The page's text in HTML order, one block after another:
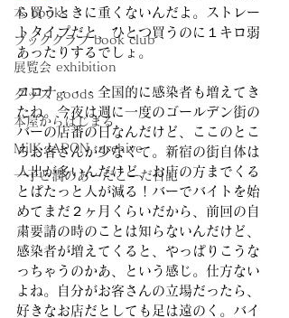
本 books
ブッククラブ book club
展覧会 exhibition
グッズ goods
本屋からはじまる
MilK JAPON, archive
一子と潤のあーだこーだ日記
ら買うときに重くないんだよ。ストレー
トタイプだと、ひとつ買うのに１キロ弱
あったりするでしょ。
コロナ・・・全国的に感染者も増えてき
たね。今夜は週に一度のゴールデン街の
バーの店番の日なんだけど、ここのとこ
ろお客さんが少なくて。新宿の街自体は
人出が多いんだけど、お店の方までくる
とぱたっと人が減る！バーでバイトを始
めてまだ２ヶ月くらいだから、前回の自
粛要請の時のことは知らないんだけど、
感染者が増えてくると、やっぱりこうな
っちゃうのかあ、という感じ。仕方ない
よね。自分がお客さんの立場だったら、
好きなお店だとしても足は遠のく。バイ